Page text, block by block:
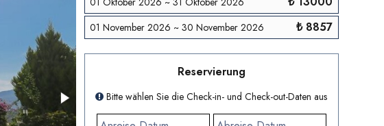
01 November 2026 ~ 30 November 2026 ₺ 8857
Reservierung
Bitte wählen Sie die Check-in- und Check-out-Daten aus